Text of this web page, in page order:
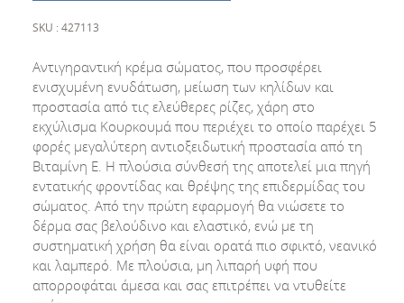
SKU : 427113
Αντιγηραντική κρέμα σώματος, που προσφέρει
ενισχυμένη ενυδάτωση, μείωση των κηλίδων και
προστασία από τις ελεύθερες ρίζες, χάρη στο
εκχύλισμα Κουρκουμά που περιέχει το οποίο παρέχει 5
φορές μεγαλύτερη αντιοξειδωτική προστασία από τη
Βιταμίνη Ε. Η πλούσια σύνθεσή της αποτελεί μια πηγή
εντατικής φροντίδας και θρέψης της επιδερμίδας του
σώματος. Από την πρώτη εφαρμογή θα νιώσετε το
δέρμα σας βελούδινο και ελαστικό, ενώ με τη
συστηματική χρήση θα είναι ορατά πιο σφικτό, νεανικό
και λαμπερό. Με πλούσια, μη λιπαρή υφή που
απορροφάται άμεσα και σας επιτρέπει να ντυθείτε